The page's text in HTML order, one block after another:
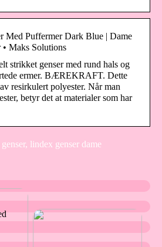
Med Puffermer Dark Blue | Dame
Maks Solutions
strikket genser med rund hals og
ermer. BÆREKRAFT. Dette
resirkulert polyester. Når man
betyr det at materialer som har
lindex genser dame